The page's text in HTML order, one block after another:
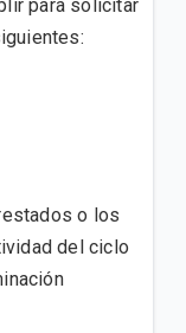
¿qué debo
Roaming?
postpago
para solicitar
o los
del ciclo